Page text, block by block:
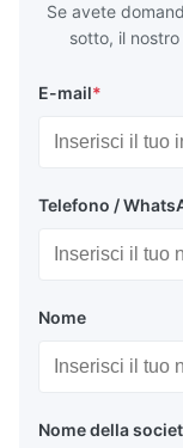
Se avete
sotto, il
E-mail*
Telefono /
Nome
Nome della